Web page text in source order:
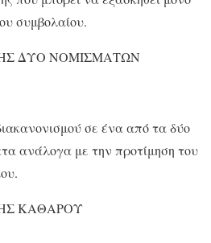
συμβολαίου.
ΔΥΟ ΝΟΜΙΣΜΑΤΩΝ
σε ένα από τα δύο
ανάλογα με την προτίμηση του
ΚΑΘΑΡΟΥ